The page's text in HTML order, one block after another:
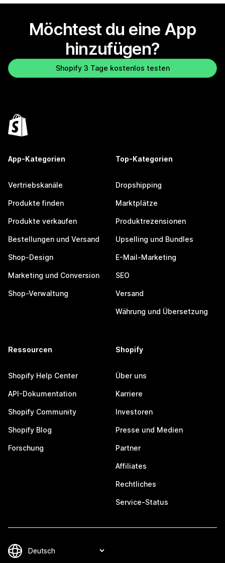
Möchtest du eine App
hinzufügen?
Shopify 3 Tage kostenlos testen
App-Kategorien
Vertriebskanäle
Produkte finden
Produkte verkaufen
Bestellungen und Versand
Shop-Design
Marketing und Conversion
Shop-Verwaltung
Top-Kategorien
Dropshipping
Marktplätze
Produktrezensionen
Upselling und Bundles
E-Mail-Marketing
SEO
Versand
Währung und Übersetzung
Ressourcen
Shopify Help Center
API-Dokumentation
Shopify Community
Shopify Blog
Forschung
Shopify
Über uns
Karriere
Investoren
Presse und Medien
Partner
Affiliates
Rechtliches
Service-Status